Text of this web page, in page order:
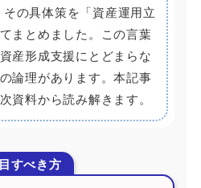
の具体策を「資産運用立
まとめました。この言葉
産形成支援にとどまらな
論理があります。本記事
資料から読み解きます。
すべき方